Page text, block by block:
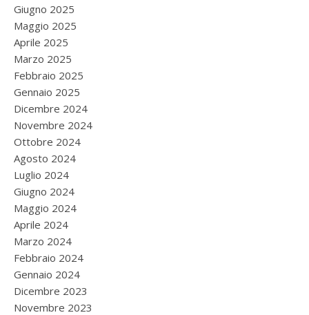
Giugno 2025
Maggio 2025
Aprile 2025
Marzo 2025
Febbraio 2025
Gennaio 2025
Dicembre 2024
Novembre 2024
Ottobre 2024
Agosto 2024
Luglio 2024
Giugno 2024
Maggio 2024
Aprile 2024
Marzo 2024
Febbraio 2024
Gennaio 2024
Dicembre 2023
Novembre 2023